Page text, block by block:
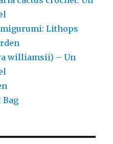
Lithops
williamsii) – Un
Bag